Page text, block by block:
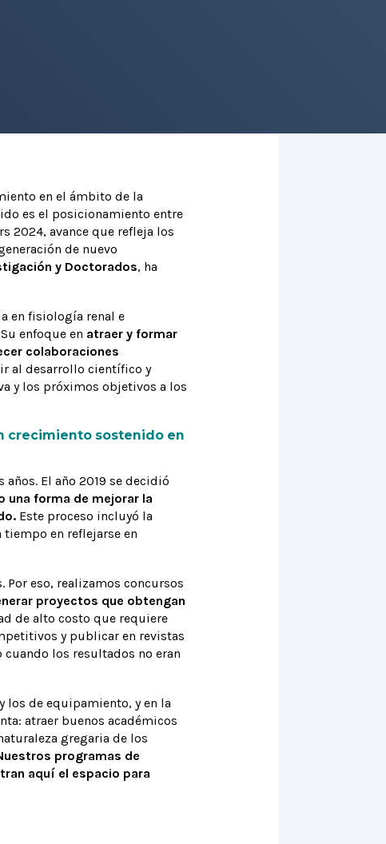
en el ámbito de la
es el posicionamiento entre
2024, avance que refleja los
de nuevo
y Doctorados, ha
en fisiología renal e
enfoque en atraer y formar
colaboraciones
al desarrollo científico y
y los próximos objetivos a los
crecimiento sostenido en
El año 2019 se decidió
una forma de mejorar la
Este proceso incluyó la
en reflejarse en
eso, realizamos concursos
proyectos que obtengan
de alto costo que requiere
y publicar en revistas
los resultados no eran
los de equipamiento, y en la
atraer buenos académicos
gregaria de los
programas de
aquí el espacio para